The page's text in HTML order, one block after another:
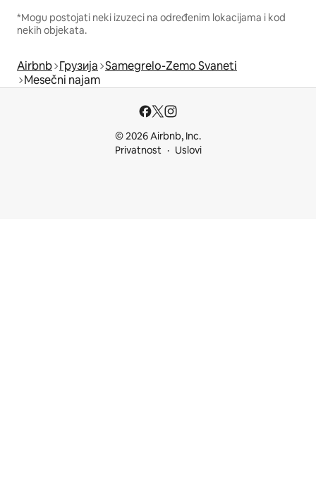
*Mogu postojati neki izuzeci na određenim lokacijama i kod
nekih objekata.
Airbnb Грузија Samegrelo-Zemo Svaneti
Mesečni najam
© 2026 Airbnb, Inc.
Privatnost
Uslovi